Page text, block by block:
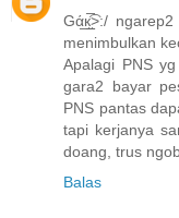
Gά̲к̲̮̲̅͡>:/
menimbulkan
Apalagi PNS
gara2 bayar
PNS pantas
tapi kerjanya
doang, trus
Balas